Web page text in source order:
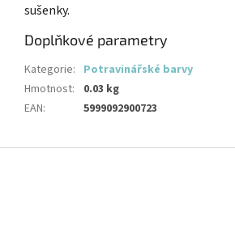
sušenky.
Doplňkové parametry
Kategorie: Potravinářské barvy
Hmotnost:
0.03 kg
EAN: 5999092900723